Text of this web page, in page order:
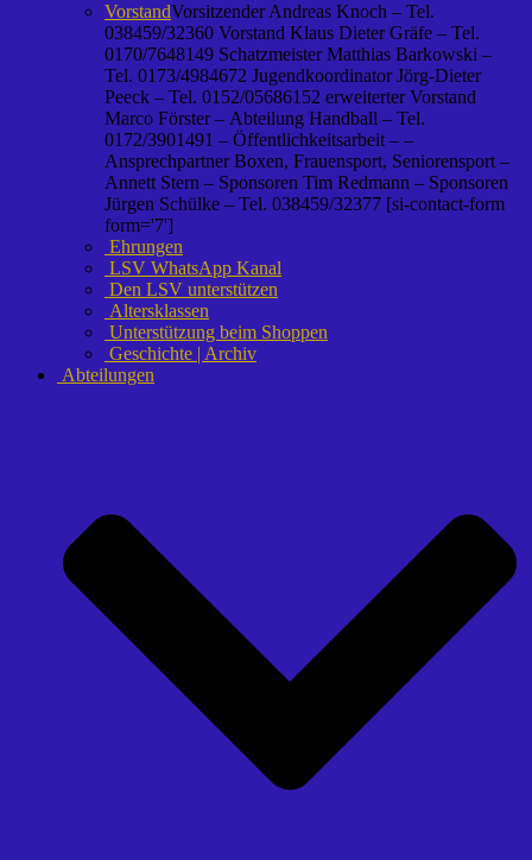
VorstandVorsitzender Andreas Knoch – Tel.
038459/32360 Vorstand Klaus Dieter Gräfe – Tel.
0170/7648149 Schatzmeister Matthias Barkowski –
Tel. 0173/4984672 Jugendkoordinator Jörg-Dieter
Peeck – Tel. 0152/05686152 erweiterter Vorstand
Marco Förster – Abteilung Handball – Tel.
0172/3901491 – Öffentlichkeitsarbeit – –
Ansprechpartner Boxen, Frauensport, Seniorensport –
Annett Stern – Sponsoren Tim Redmann – Sponsoren
Jürgen Schülke – Tel. 038459/32377 [si-contact-form
form='7']
Ehrungen
LSV WhatsApp Kanal
Den LSV unterstützen
Altersklassen
Unterstützung beim Shoppen
Geschichte | Archiv
Abteilungen